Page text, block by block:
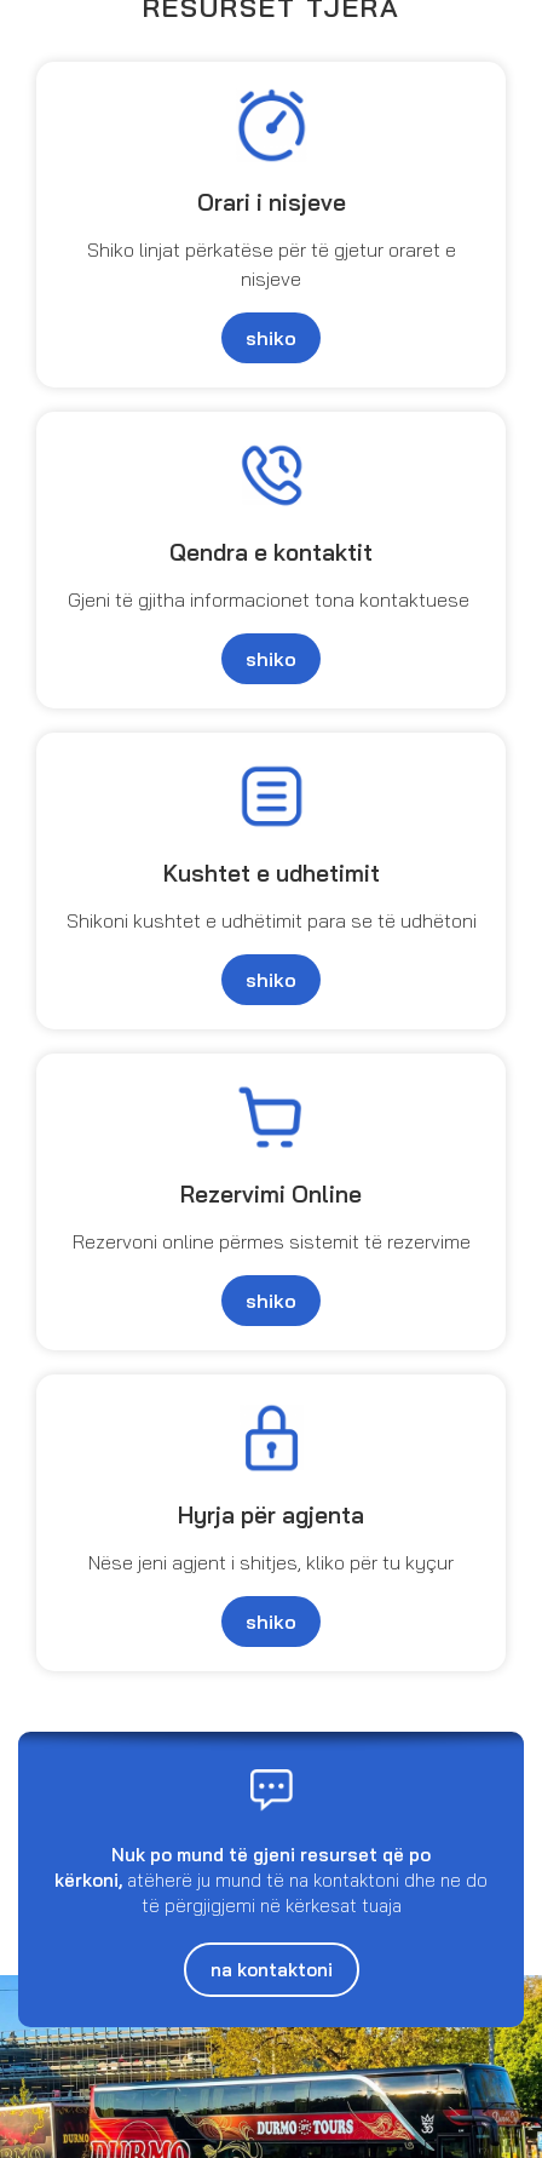
RESURSET TJERA
Orari i nisjeve
Shiko linjat përkatëse për të gjetur oraret e
nisjeve
shiko
Qendra e kontaktit
Gjeni të gjitha informacionet tona kontaktuese
shiko
Kushtet e udhetimit
Shikoni kushtet e udhëtimit para se të udhëtoni
shiko
Rezervimi Online
Rezervoni online përmes sistemit të rezervime
shiko
Hyrja për agjenta
Nëse jeni agjent i shitjes, kliko për tu kyçur
shiko
Nuk po mund të gjeni resurset që po
kërkoni, atëherë ju mund të na kontaktoni dhe ne do
të përgjigjemi në kërkesat tuaja
na kontaktoni